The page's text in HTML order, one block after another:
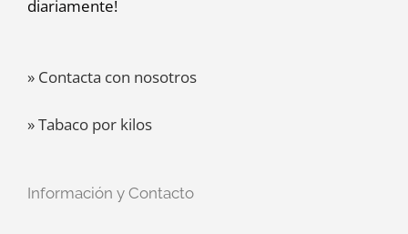
diariamente!
» Contacta con nosotros
» Tabaco por kilos
Información y Contacto